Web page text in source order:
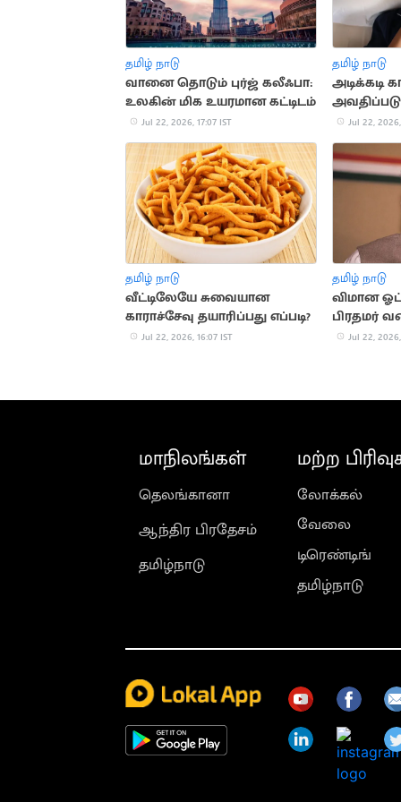
தமிழ் நாடு
வானை தொடும் புர்ஜ் கலீஃபா:
உலகின் மிக உயரமான கட்டிடம்
Jul 22, 2026, 17:07 IST
தமிழ் நாடு
அடிக்கடி
முக்கிய
Jul 22, 2026,
தமிழ் நாடு
வீட்டிலேயே சுவையான
காராச்சேவு தயாரிப்பது எப்படி?
Jul 22, 2026, 16:07 IST
தமிழ் நாடு
விமான
பிரதமர்
வரலாறு
Jul 22,
மாநிலங்கள்
தெலங்கானா
ஆந்திர பிரதேசம்
தமிழ்நாடு
மற்ற
லோக்கல்
வேலை
டிரெண்டிங்
தமிழ்நாடு